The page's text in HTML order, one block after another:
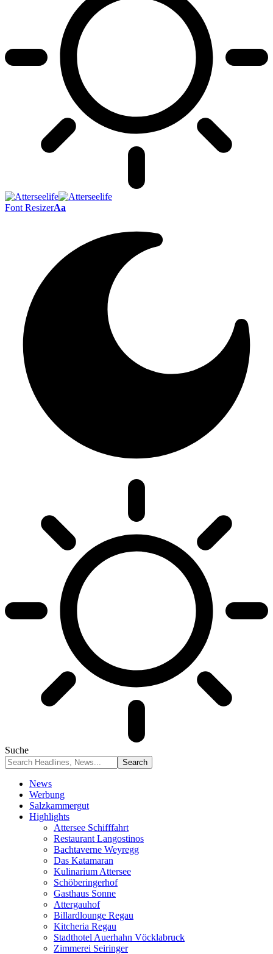
Font ResizerAa
Suche
News
Werbung
Salzkammergut
Highlights
Attersee Schifffahrt
Restaurant Langostinos
Bachtaverne Weyregg
Das Katamaran
Kulinarium Attersee
Schöberingerhof
Gasthaus Sonne
Attergauhof
Billardlounge Regau
Kitcheria Regau
Stadthotel Auerhahn Vöcklabruck
Zimmerei Seiringer